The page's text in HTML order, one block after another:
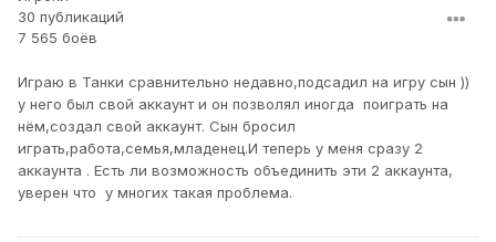
30 публикаций
7 565 боёв
Играю в Танки сравнительно недавно,подсадил на игру сын ))
у него был свой аккаунт и он позволял иногда поиграть на
нём,создал свой аккаунт. Сын бросил
играть,работа,семья,младенец.И теперь у меня сразу 2
аккаунта . Есть ли возможность объединить эти 2 аккаунта,
уверен что у многих такая проблема.